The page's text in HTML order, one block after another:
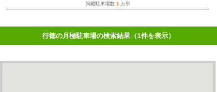
掲載駐車場数 1 カ所
行徳の月極駐車場の検索結果（1件を表示）